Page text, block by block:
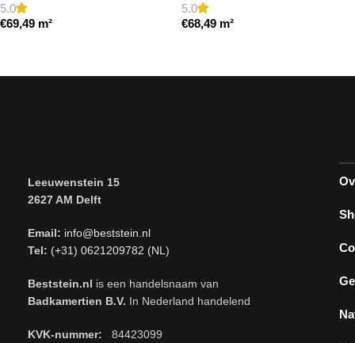
5.0
€69,49 m²
5.0
€68,49 m²
Leeuwenstein 15
2627 AM Delft
Email: info@beststein.nl
Tel: (+31) 0621209782 (NL)
Beststein.nl is een handelsnaam van
Badkamertien B.V. In Nederland handelend
KVK-nummer: 84423099